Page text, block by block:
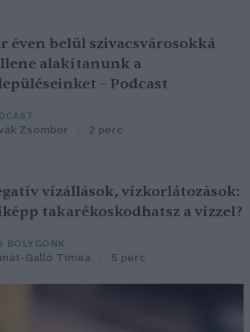
éven belül szivacsvárosokká
alakítanunk a
– Podcast
Zsombor 2 perc
vízállások, vízkorlátozások:
takarékoskodhatsz a vízzel?
BOLYGÓNK
Galló Tímea 5 perc